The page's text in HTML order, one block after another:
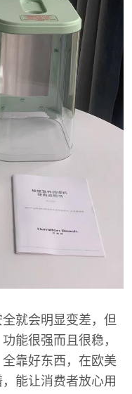
就会明显变差，但
能很强而且很稳，
靠好东西，在欧美
能让消费者放心用